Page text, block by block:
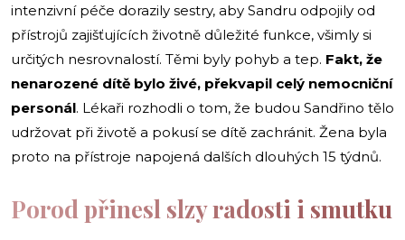
intenzivní péče dorazily sestry, aby Sandru odpojily od
přístrojů zajišťujících životně důležité funkce, všimly si
určitých nesrovnalostí. Těmi byly pohyb a tep. Fakt, že
nenarozené dítě bylo živé, překvapil celý nemocniční
personál. Lékaři rozhodli o tom, že budou Sandřino tělo
udržovat při životě a pokusí se dítě zachránit. Žena byla
proto na přístroje napojená dalších dlouhých 15 týdnů.
Porod přinesl slzy radosti i smutku